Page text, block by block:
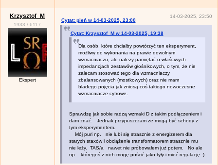
Krzysztof_M
1933 /6117
Ekspert
14-03-2025, 23:50
Cytat: pień w 14-03-2025, 23:00
Cytat: Krzysztof_M w 14-03-2025, 19:38
Dla osób, które chciałby powtórzyć ten eksperyment,
możliwy do wykonania na prawie dowolnym
wzmacniaczu, ale należy pamiętać o właściwych
impedancjach zestawów głośnikowych, o tym, że nie
zalecam stosować tego dla wzmacniaczy
zbalansowanych (mostkowych) oraz nie mam
bladego pojęcia jak zniosą coś takiego nowoczesne
wzmacniacze cyfrowe.
Sprawdzę jak sobie radzą wzmaki D z takim podłączeniem i
dam znać. Jednak przypuszczam że mogą być schody z
tym eksperymentem.
Mój puri np. nie lubi się strasznie z energizerem dla
starych staxów i obciążenie transformatorem strasznie mu
nie leży. TAS/a nawet nie próbowałem już potem. No ale
np. któregoś z nich mogę puścić jako tyły i mieć regulację :)